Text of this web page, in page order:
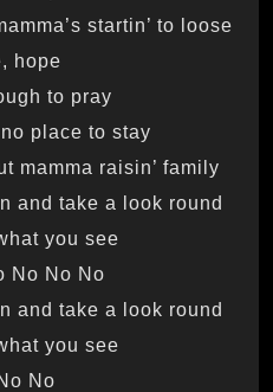
startin’ to loose
hope
to pray
place to stay
mamma raisin’ family.
and take a look round
you see
No No No
and take a look round
you see
No